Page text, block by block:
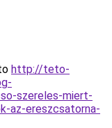
http://teto-
szereles-miert-
az-ereszcsatorna-